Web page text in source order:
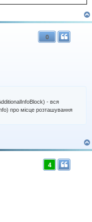
0
- вся
про місце розташування
4